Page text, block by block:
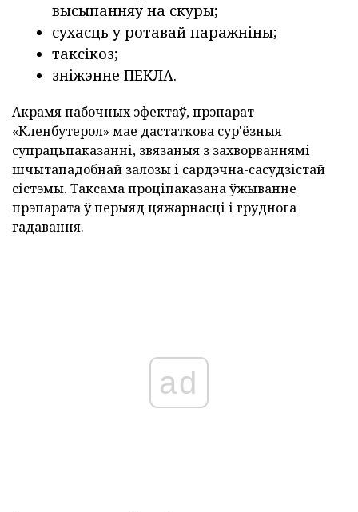
высыпанняў на скуры;
сухасць у ротавай паражніны;
таксікоз;
зніжэнне ПЕКЛА.
Акрамя пабочных эфектаў, прэпарат
«Кленбутерол» мае дастаткова сур'ёзныя
супрацьпаказанні, звязаныя з захворваннямі
шчытападобнай залозы і сардэчна-сасудзістай
сістэмы. Таксама проціпаказана ўжыванне
прэпарата ў перыяд цяжарнасці і груднога
гадавання.
ad